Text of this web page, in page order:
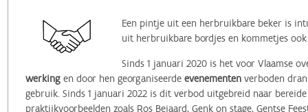
Een pintje uit een herbruikbare beker is
uit herbruikbare bordjes en kommetjes
Sinds 1 januari 2020 is het voor Vlaamse
werkingen door hen georganiseerde evenementenverboden
gebruik. Sinds 1 januari 2022 is dit verbod uitgebreid naar
praktijkvoorbeelden zoals Ros Beiaard, Genk on stage, Gentse